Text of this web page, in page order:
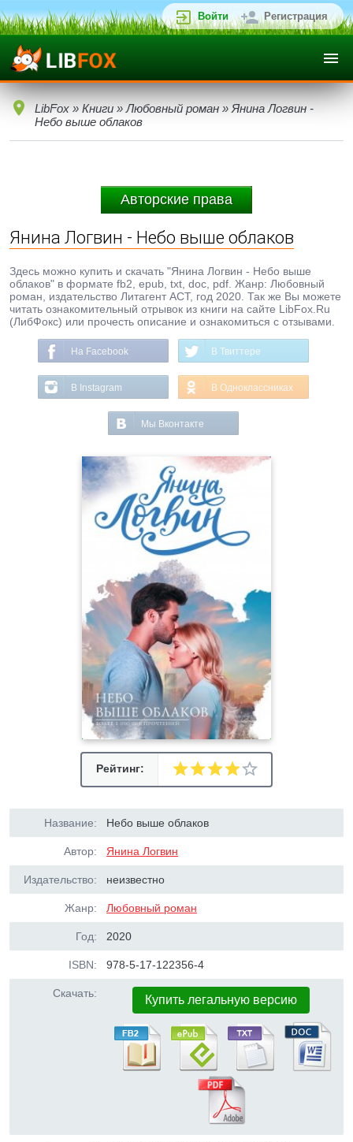
Войти Регистрация
LibFox » Книги » Любовный роман » Янина Логвин -
Небо выше облаков
Авторские права
Янина Логвин - Небо выше облаков
Здесь можно купить и скачать "Янина Логвин - Небо выше
облаков" в формате fb2, epub, txt, doc, pdf. Жанр: Любовный
роман, издательство Литагент АСТ, год 2020. Так же Вы можете
читать ознакомительный отрывок из книги на сайте LibFox.Ru
(ЛибФокс) или прочесть описание и ознакомиться с отзывами.
На Facebook В Твиттере
В Instagram В Одноклассниках
Мы Вконтакте
Рейтинг:
Название: Небо выше облаков
Автор: Янина Логвин
Издательство: неизвестно
Жанр: Любовный роман
Год: 2020
ISBN: 978-5-17-122356-4
Скачать: Купить легальную версию